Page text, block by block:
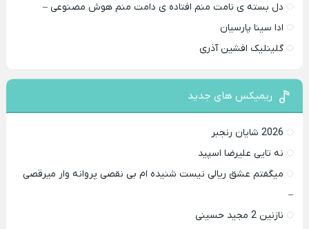
دل بسته ی نامت منم افتاده ی دامت منم هوش مصنوعی –
ادا سینا پارسیان
گلینلیک افشین آذری
ریمیکس های جدید
2026 شایان رنجبر
نه تایی علیرضا اسپید
میگفتم عشق ریالی نیست شنیده ام بی نقصی پروانه وار میرقصی
–
نازنین 2 مجید حسینی